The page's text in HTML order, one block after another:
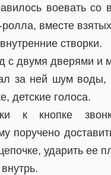
воевать
вместе
створки.
с двумя дверями и
за ней шум воды,
детские голоса.
к кнопке
поручено
ударить ее